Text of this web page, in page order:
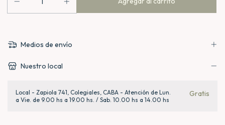
Medios de envío
Nuestro local
Local - Zapiola 741, Colegiales, CABA - Atención de Lun.
a Vie. de 9.00 hs a 19.00 hs. / Sab. 10.00 hs a 14.00 hs
Gratis